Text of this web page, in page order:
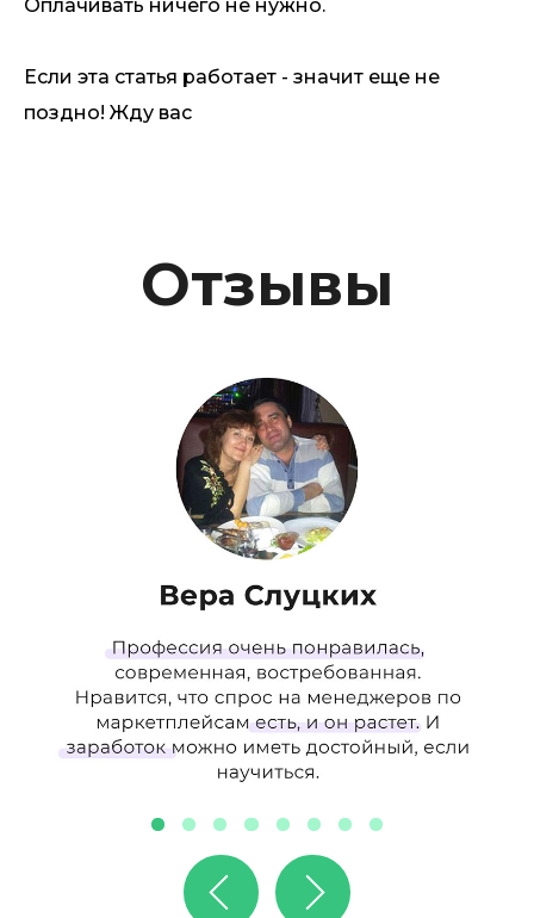
Оплачивать ничего не нужно.
Если эта статья работает - значит еще не
поздно! Жду вас